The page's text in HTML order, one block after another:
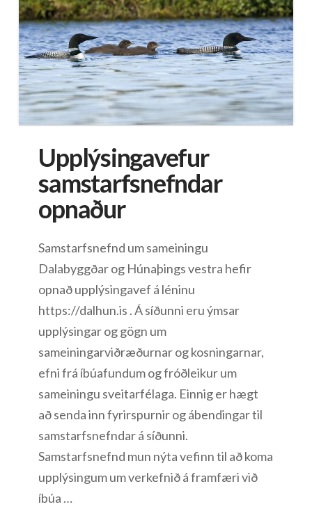
Upplýsingavefur
samstarfsnefndar
opnaður
Samstarfsnefnd um sameiningu
Dalabyggðar og Húnaþings vestra hefir
opnað upplýsingavef á léninu
https://dalhun.is . Á síðunni eru ýmsar
upplýsingar og gögn um
sameiningarviðræðurnar og kosningarnar,
efni frá íbúafundum og fróðleikur um
sameiningu sveitarfélaga. Einnig er hægt
að senda inn fyrirspurnir og ábendingar til
samstarfsnefndar á síðunni.
Samstarfsnefnd mun nýta vefinn til að koma
upplýsingum um verkefnið á framfæri við
íbúa …